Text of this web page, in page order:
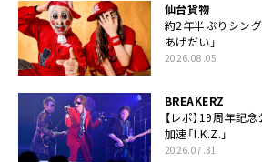
仙台貨物
約2年半ぶりシン
あげだい」
2026.08.05
BREAKERZ
【レポ】19周年記
加速「I.K.Z.」
2026.07.31